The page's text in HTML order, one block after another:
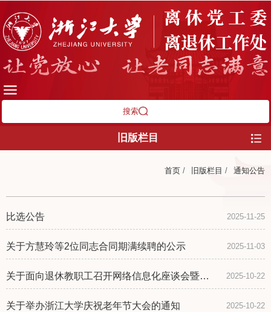
搜索
旧版栏目
首页 / 旧版栏目 / 通知公告
比选公告 2025-11-25
关于方慧玲等2位同志合同期满续聘的公示 2025-11-03
关于面向退休教职工召开网络信息化座谈会暨现
场咨询服务的通知
2025-10-22
关于举办浙江大学庆祝老年节大会的通知 2025-10-22